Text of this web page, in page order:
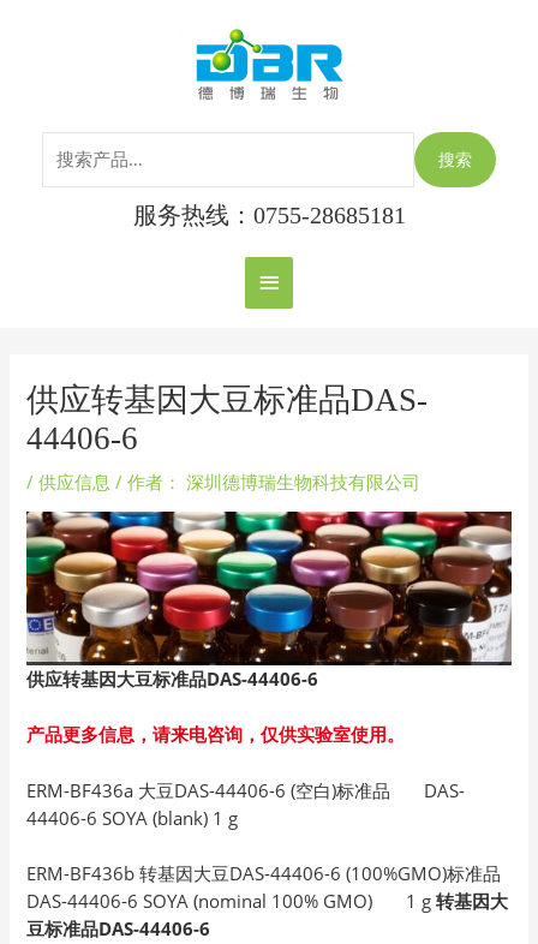
主
菜
单
搜索
服务热线：0755-28685181
供应转基因大豆标准品DAS-
44406-6
/供应信息 / 作者： 深圳德博瑞生物科技有限公司
供应转基因大豆标准品DAS-44406-6
产品更多信息，请来电咨询，仅供实验室使用。
ERM-BF436a 大豆DAS-44406-6 (空白)标准品 DAS-
44406-6 SOYA (blank) 1 g
ERM-BF436b 转基因大豆DAS-44406-6 (100%GMO)标准品
DAS-44406-6 SOYA (nominal 100% GMO) 1 g转基因大
豆标准品DAS-44406-6